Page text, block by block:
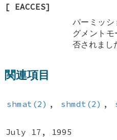
[ EACCES]
パーミッ
グメント
否されまし
関連項目
shmat(2) , shmdt(2) ,
July 17, 1995